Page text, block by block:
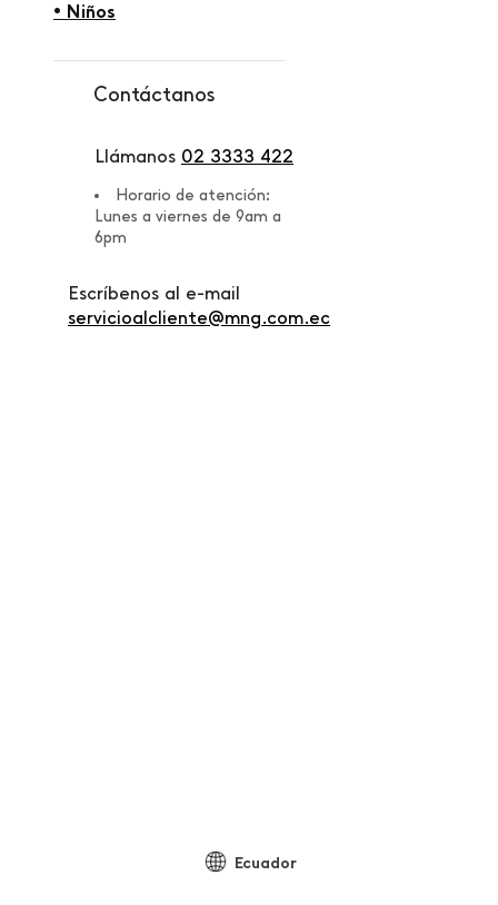
• Niños
Contáctanos
Llámanos 02 3333 422
Horario de atención:
Lunes a viernes de 9am a
6pm
Escríbenos al e-mail
servicioalcliente@mng.com.ec
Ecuador